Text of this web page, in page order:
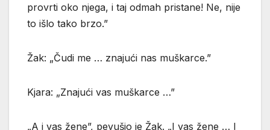
provrti oko njega, i taj odmah pristane! Ne, nije
to išlo tako brzo.”
Žak: „Čudi me … znajući nas muškarce.”
Kjara: „Znajući vas muškarce …”
„A i vas žene”, pevušio je Žak. „I vas žene … I